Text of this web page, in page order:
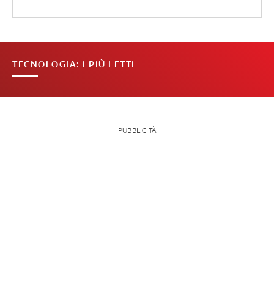
TECNOLOGIA: I PIÙ LETTI
PUBBLICITÀ